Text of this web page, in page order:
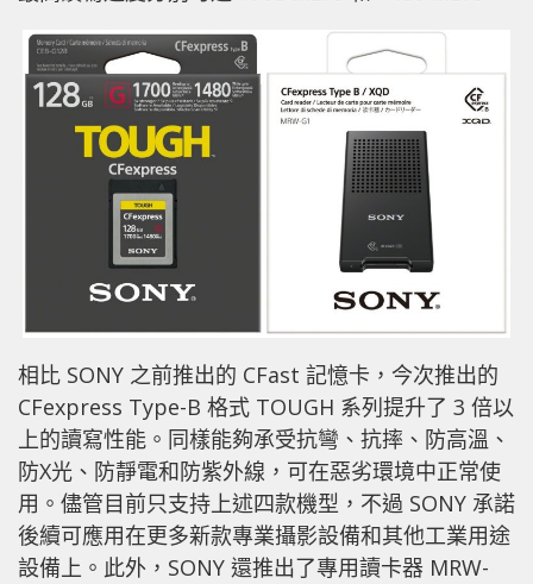
相比 SONY 之前推出的 CFast 記憶卡，今次推出的
CFexpress Type-B 格式 TOUGH 系列提升了 3 倍以
上的讀寫性能。同樣能夠承受抗彎、抗摔、防高溫、
防X光、防靜電和防紫外線，可在惡劣環境中正常使
用。儘管目前只支持上述四款機型，不過 SONY 承諾
後續可應用在更多新款專業攝影設備和其他工業用途
設備上。此外，SONY 還推出了專用讀卡器 MRW-